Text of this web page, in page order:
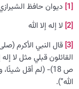
[1]
ديوان حافظ
[2]
لا إله إلا الله
[3]
قال النبي الأكرم
القائلون قبلي مثل لا
ص 18)- (لم أقل
الله”).